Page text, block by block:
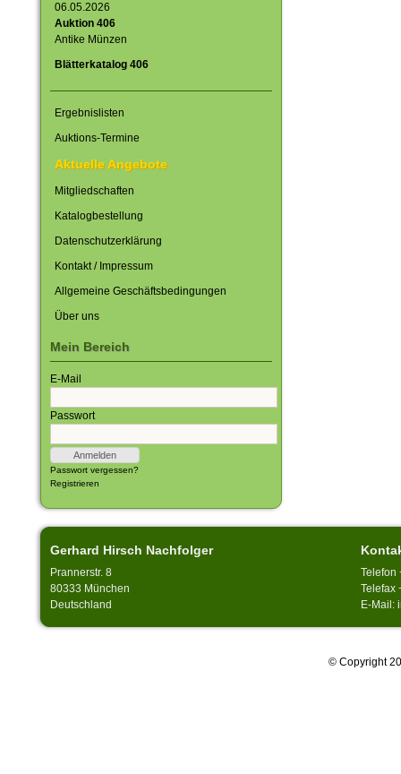
06.05.2026
Auktion 406
Antike Münzen
Blätterkatalog 406
Ergebnislisten
Auktions-Termine
Aktuelle Angebote
Mitgliedschaften
Katalogbestellung
Datenschutzerklärung
Kontakt / Impressum
Allgemeine Geschäftsbedingungen
Über uns
Mein Bereich
E-Mail
Passwort
Passwort vergessen?
Registrieren
Gerhard Hirsch Nachfolger
Prannerstr. 8
80333 München
Deutschland
Telefon
Telefax
E-Mail:
© Copyright